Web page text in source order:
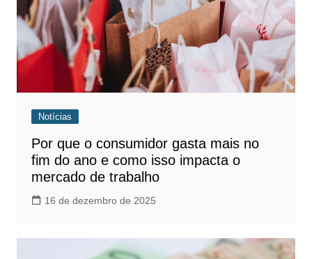
Notícias
Por que o consumidor gasta mais no
fim do ano e como isso impacta o
mercado de trabalho
16 de dezembro de 2025